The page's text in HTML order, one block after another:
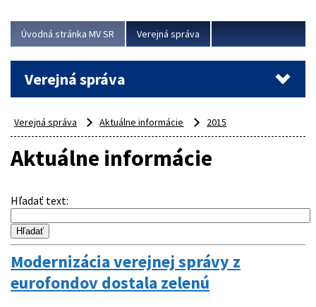
Úvodná stránka MV SR Verejná správa
Verejná správa
Verejná správa Aktuálne informácie 2015
Aktuálne informácie
Hľadať text:
Modernizácia verejnej správy z
eurofondov dostala zelenú